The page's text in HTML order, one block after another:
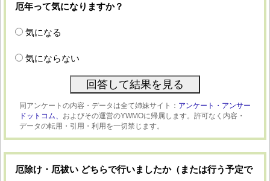
厄年って気になりますか？
気になる
気にならない
同アンケートの内容・データは全て姉妹サイト： アンケート・アンサー
ドットコム、 およびその運営のYWMOに帰属します。許可なく内容・
データの転用・引用・利用を一切禁じます。
厄除け・厄祓い どちらで行いましたか（または行う予定で